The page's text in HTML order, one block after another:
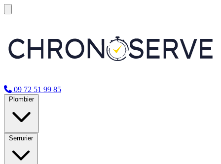
09 72 51 99 85
Plombier
Serrurier